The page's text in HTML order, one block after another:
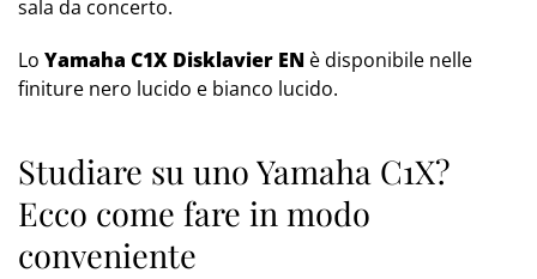
sala da concerto.
Lo Yamaha C1X Disklavier EN è disponibile nelle
finiture nero lucido e bianco lucido.
Studiare su uno Yamaha C1X?
Ecco come fare in modo
conveniente